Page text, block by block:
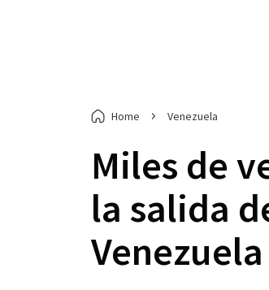
Home Venezuela
Miles de
la salida
Venezuela